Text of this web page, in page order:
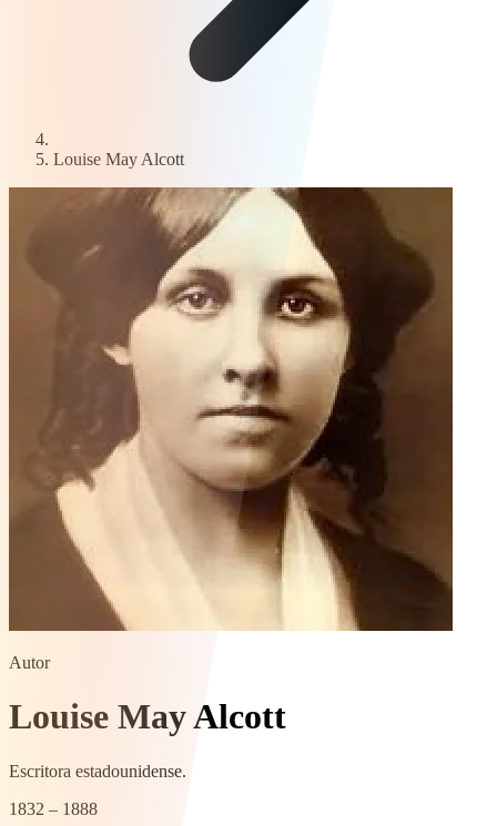
Louise May Alcott
Autor
Louise May Alcott
Escritora estadounidense.
1832 – 1888